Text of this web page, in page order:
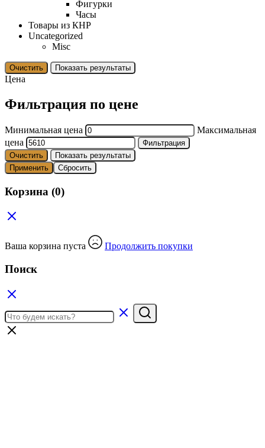
Фигурки
Часы
Товары из КНР
Uncategorized
Misc
Очистить Показать результаты
Цена
Фильтрация по цене
Минимальная цена
Максимальная
цена
Фильтрация
Очистить
Показать результаты
Применить
Сбросить
Корзина (0)
Ваша корзина пуста Продолжить покупки
Поиск